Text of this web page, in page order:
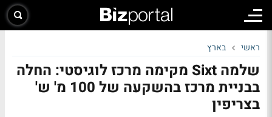
ראשי בארץ
שלמה Sixt מקימה מרכז לוגיסטי: החלה
בבניית מרכז בהשקעה של 100 מ' ש'
בצריפין